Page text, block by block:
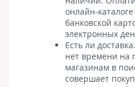
онлайн-
банковской
электронных
Есть ли
нет времени на
магазинам в
совершает